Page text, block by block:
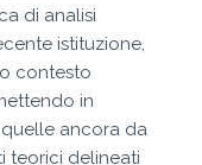
di analisi
istituzione,
contesto
in
ancora da
teorici delineati